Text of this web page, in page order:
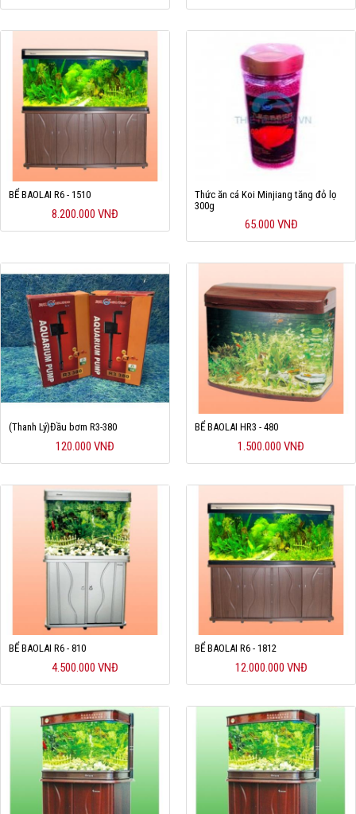
BỂ BAOLAI R6 - 1510
8.200.000 VNĐ
Thức ăn cá Koi Minjiang tăng đỏ lọ
300g
65.000 VNĐ
(Thanh Lý)Đầu bơm R3-380
120.000 VNĐ
BỂ BAOLAI HR3 - 480
1.500.000 VNĐ
BỂ BAOLAI R6 - 810
4.500.000 VNĐ
BỂ BAOLAI R6 - 1812
12.000.000 VNĐ